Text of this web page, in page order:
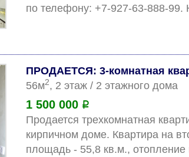
ПРОДАЕТСЯ: 3-комнатная
56м2, 2 этаж / 2 этажного дома
1 500 000 Р
Продается трехкомнатная
кирпичном доме. Квартира на
площадь - 55,8 кв.м., отопление